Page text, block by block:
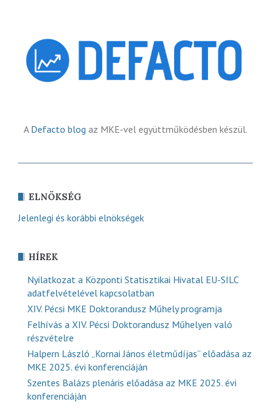
A Defacto blog az MKE-vel együttműködésben készül.
ELNÖKSÉG
Jelenlegi és korábbi elnökségek
HÍREK
Nyilatkozat a Központi Statisztikai Hivatal EU-SILC
adatfelvételével kapcsolatban
XIV. Pécsi MKE Doktorandusz Műhely programja
Felhívás a XIV. Pécsi Doktorandusz Műhelyen való
részvételre
Halpern László „Kornai János életműdíjas” előadása az
MKE 2025. évi konferenciáján
Szentes Balázs plenáris előadása az MKE 2025. évi
konferenciáján